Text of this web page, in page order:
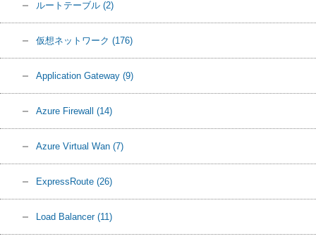
ルートテーブル (2)
仮想ネットワーク (176)
Application Gateway (9)
Azure Firewall (14)
Azure Virtual Wan (7)
ExpressRoute (26)
Load Balancer (11)